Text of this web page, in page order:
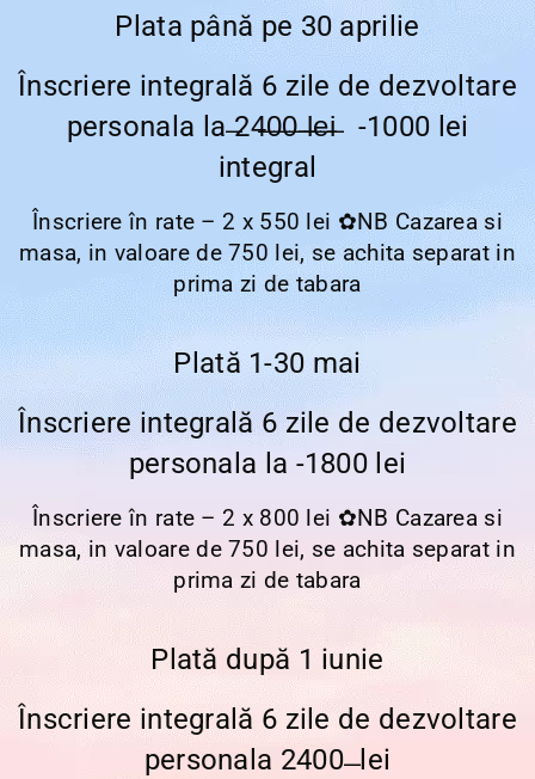
Plata până pe 30 aprilie
Înscriere integrală 6 zile de dezvoltare
personala la ̶24̶0̶0̶ ̶l̶e̶i̶ -1000 lei
integral
Înscriere în rate – 2 x 550 lei ✿NB Cazarea si
masa, in valoare de 750 lei, se achita separat in
prima zi de tabara
Plată 1-30 mai
Înscriere integrală 6 zile de dezvoltare
personala la -1800 lei
Înscriere în rate – 2 x 800 lei ✿NB Cazarea si
masa, in valoare de 750 lei, se achita separat in
prima zi de tabara
Plată după 1 iunie
Înscriere integrală 6 zile de dezvoltare
personala 2400 ̶ lei